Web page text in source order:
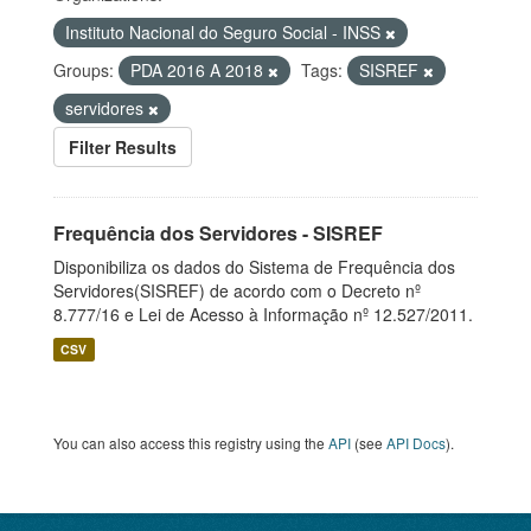
Instituto Nacional do Seguro Social - INSS
Groups:
PDA 2016 A 2018 Tags:
SISREF
servidores
Filter Results
Frequência dos Servidores - SISREF
Disponibiliza os dados do Sistema de Frequência dos
Servidores(SISREF) de acordo com o Decreto nº
8.777/16 e Lei de Acesso à Informação nº 12.527/2011.
CSV
You can also access this registry using the API (see API Docs).